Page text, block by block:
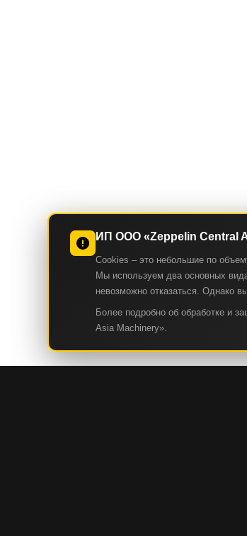
ИП ООО «Zeppelin Central
Cookies – это небольшие по
Мы используем два основных
невозможно отказаться. Однако
Более подробно об обработке и
Asia Machinery».